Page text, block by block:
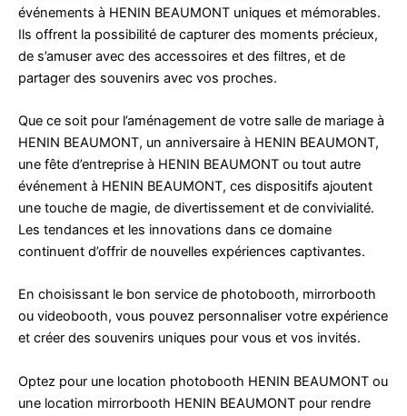
événements à HENIN BEAUMONT uniques et mémorables.
Ils offrent la possibilité de capturer des moments précieux,
de s’amuser avec des accessoires et des filtres, et de
partager des souvenirs avec vos proches.
Que ce soit pour l’aménagement de votre salle de mariage à
HENIN BEAUMONT, un anniversaire à HENIN BEAUMONT,
une fête d’entreprise à HENIN BEAUMONT ou tout autre
événement à HENIN BEAUMONT, ces dispositifs ajoutent
une touche de magie, de divertissement et de convivialité.
Les tendances et les innovations dans ce domaine
continuent d’offrir de nouvelles expériences captivantes.
En choisissant le bon service de photobooth, mirrorbooth
ou videobooth, vous pouvez personnaliser votre expérience
et créer des souvenirs uniques pour vous et vos invités.
Optez pour une location photobooth HENIN BEAUMONT ou
une location mirrorbooth HENIN BEAUMONT pour rendre